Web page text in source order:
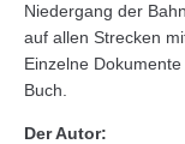
Niedergang der
auf allen Strecken
Einzelne
Buch.
Der Autor: